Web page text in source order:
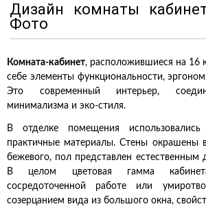
Дизайн комнаты
Фото
Комната-кабинет, расположившиеся на 16
себе элементы функциональности,
Это современный интерьер,
минимализма и эко-стиля.
В отделке помещения
практичные материалы. Стены окрашены
бежевого, пол представлен естественным
В целом цветовая гамма
сосредоточенной работе или
созерцанием вида из большого окна,